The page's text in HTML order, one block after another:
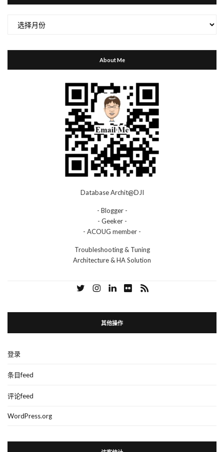
About Me
Database Archit@DJI
- Blogger -
- Geeker -
- ACOUG member -
Troubleshooting & Tuning
Architecture & HA Solution
其他操作
登录
条目feed
评论feed
WordPress.org